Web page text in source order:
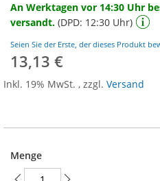
springen
An Werktagen vor 14:30 Uhr
versandt. (DPD: 12:30 Uhr)
Seien Sie der Erste, der dieses Produkt
13,13 €
Inkl. 19% MwSt. , zzgl. Versand
Menge